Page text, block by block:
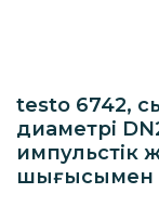
testo 6742,
диаметрі
импульстік
шығысымен